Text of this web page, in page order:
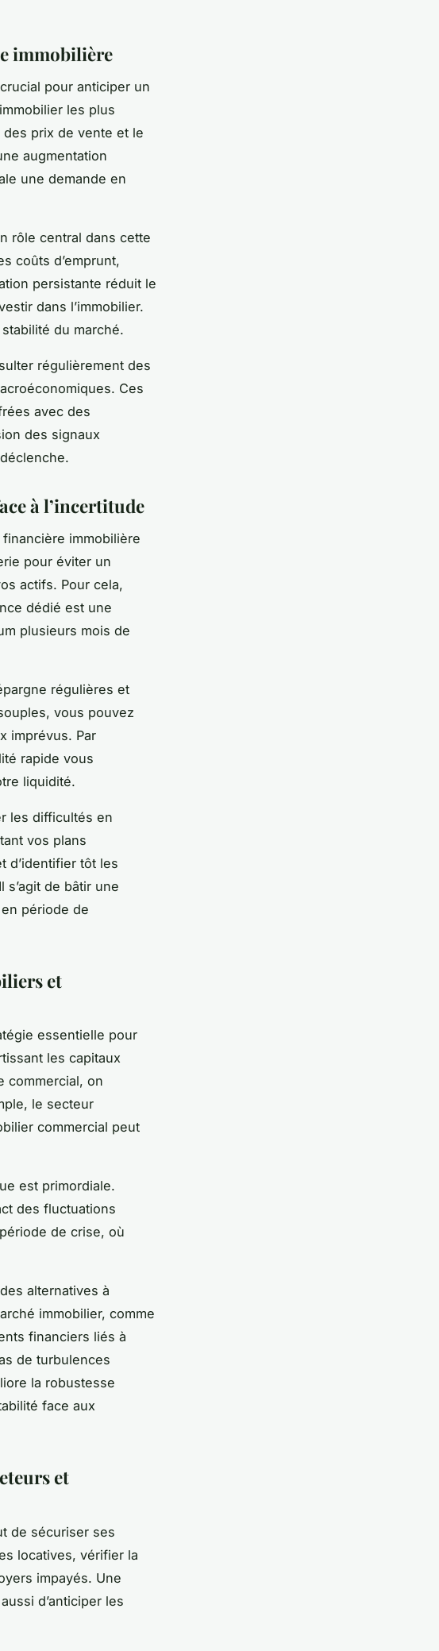
immobilière
pour anticiper un
les plus
prix de vente et le
augmentation
une demande en
rôle central dans cette
coûts d’emprunt,
persistante réduit le
dans l’immobilier.
du marché.
régulièrement des
Ces
avec des
des signaux
à l’incertitude
immobilière
pour éviter un
actifs. Pour cela,
dédié est une
plusieurs mois de
régulières et
vous pouvez
imprévus. Par
rapide vous
liquidité.
les difficultés en
vos plans
d’identifier tôt les
de bâtir une
période de
et
essentielle pour
les capitaux
commercial, on
le secteur
commercial peut
est primordiale.
des fluctuations
de crise, où
alternatives à
immobilier, comme
financiers liés à
de turbulences
la robustesse
face aux
et
de sécuriser ses
locatives, vérifier la
impayés. Une
d’anticiper les